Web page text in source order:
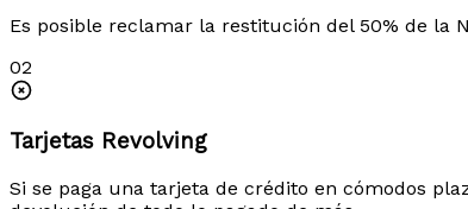
Es posible reclamar la restitución del 50% de la
02
Tarjetas Revolving
Si se paga una tarjeta de crédito en cómodos